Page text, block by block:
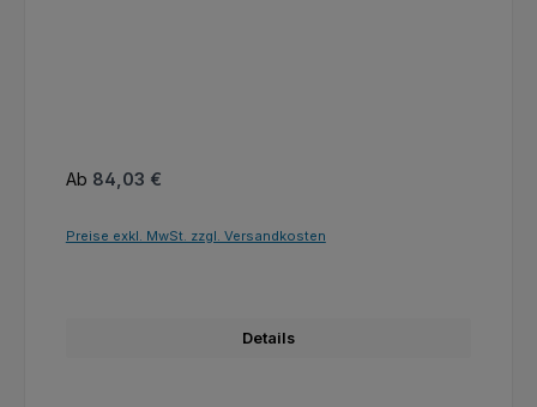
Regulärer Preis:
Ab 84,03 €
Preise exkl. MwSt. zzgl. Versandkosten
Details